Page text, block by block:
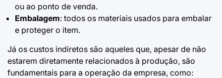
ou ao ponto de venda.
Embalagem: todos os materiais usados para embalar
e proteger o item.
Já os custos indiretos são aqueles que, apesar de não
estarem diretamente relacionados à produção, são
fundamentais para a operação da empresa, como: